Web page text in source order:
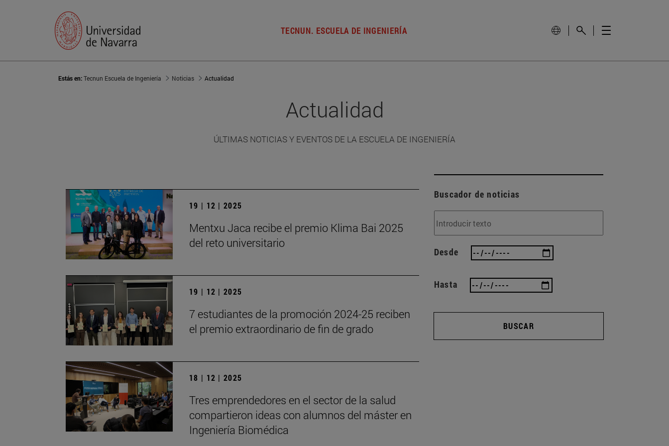
TECNUN. ESCUELA DE INGENIERÍA
Estás en:Tecnun Escuela de Ingeniería Noticias Actualidad
Actualidad
ÚLTIMAS NOTICIAS Y EVENTOS DE LA ESCUELA DE INGENIERÍA
19 | 12 | 2025
Mentxu Jaca recibe el premio Klima Bai 2025
del reto universitario
19 | 12 | 2025
7 estudiantes de la promoción 2024-25 reciben
el premio extraordinario de fin de grado
18 | 12 | 2025
Tres emprendedores en el sector de la salud
compartieron ideas con alumnos del máster en
Ingeniería Biomédica
Buscador de noticias
Desde
Hasta
BUSCAR